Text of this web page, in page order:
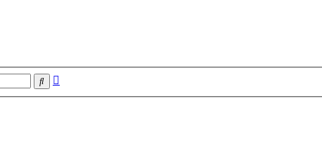
Suche